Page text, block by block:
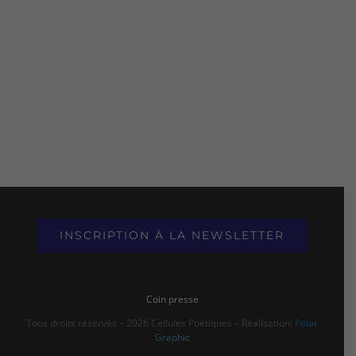
INSCRIPTION À LA NEWSLETTER
Coin presse
Tous droits réservés – 2026 Cellules Poétiques – Réalisation: Polar
Graphic